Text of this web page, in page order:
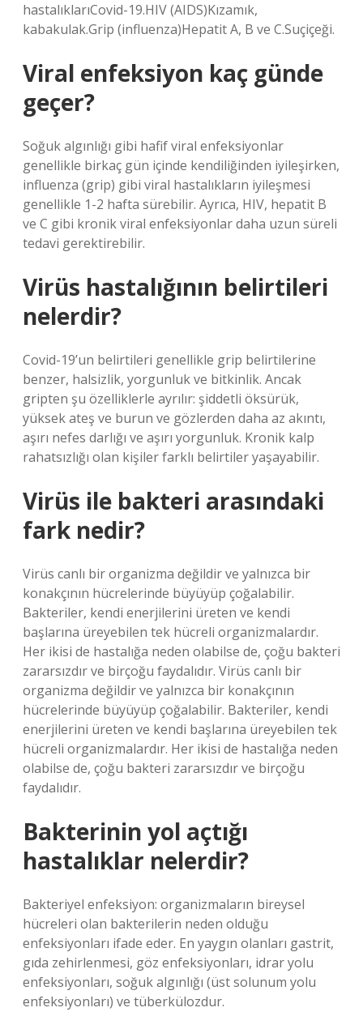
hastalıklarıCovid-19.HIV (AIDS)Kızamık,
kabakulak.Grip (influenza)Hepatit A, B ve C.Suçiçeği.
Viral enfeksiyon kaç günde
geçer?
Soğuk algınlığı gibi hafif viral enfeksiyonlar
genellikle birkaç gün içinde kendiliğinden iyileşirken,
influenza (grip) gibi viral hastalıkların iyileşmesi
genellikle 1-2 hafta sürebilir. Ayrıca, HIV, hepatit B
ve C gibi kronik viral enfeksiyonlar daha uzun süreli
tedavi gerektirebilir.
Virüs hastalığının belirtileri
nelerdir?
Covid-19’un belirtileri genellikle grip belirtilerine
benzer, halsizlik, yorgunluk ve bitkinlik. Ancak
gripten şu özelliklerle ayrılır: şiddetli öksürük,
yüksek ateş ve burun ve gözlerden daha az akıntı,
aşırı nefes darlığı ve aşırı yorgunluk. Kronik kalp
rahatsızlığı olan kişiler farklı belirtiler yaşayabilir.
Virüs ile bakteri arasındaki
fark nedir?
Virüs canlı bir organizma değildir ve yalnızca bir
konakçının hücrelerinde büyüyüp çoğalabilir.
Bakteriler, kendi enerjilerini üreten ve kendi
başlarına üreyebilen tek hücreli organizmalardır.
Her ikisi de hastalığa neden olabilse de, çoğu bakteri
zararsızdır ve birçoğu faydalıdır. Virüs canlı bir
organizma değildir ve yalnızca bir konakçının
hücrelerinde büyüyüp çoğalabilir. Bakteriler, kendi
enerjilerini üreten ve kendi başlarına üreyebilen tek
hücreli organizmalardır. Her ikisi de hastalığa neden
olabilse de, çoğu bakteri zararsızdır ve birçoğu
faydalıdır.
Bakterinin yol açtığı
hastalıklar nelerdir?
Bakteriyel enfeksiyon: organizmaların bireysel
hücreleri olan bakterilerin neden olduğu
enfeksiyonları ifade eder. En yaygın olanları gastrit,
gıda zehirlenmesi, göz enfeksiyonları, idrar yolu
enfeksiyonları, soğuk algınlığı (üst solunum yolu
enfeksiyonları) ve tüberkülozdur.